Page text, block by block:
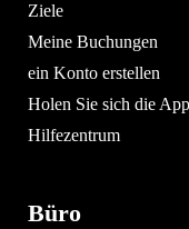
Ziele
Meine Buchungen
ein Konto erstellen
Holen Sie sich die App
Hilfezentrum
Büro